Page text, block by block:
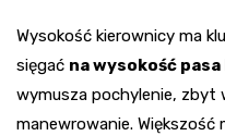
Wysokość kierownicy ma
sięgać na wysokość
wymusza pochylenie, zbyt
manewrowanie. Większość